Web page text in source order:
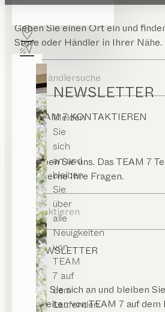
NEWSLETTER
Melden
Sie
sich
an und
bleiben
Sie
über
alle
Neuigkeiten
von
TEAM
7 auf
dem
Laufenden.
Geben Sie einen Ort ein und
Store oder Händler in Ihrer Nähe.
Zur Händlersuche
TEAM 7 KONTAKTIEREN
Schreiben Sie uns. Das TEAM 7
Ihnen gerne Ihre Fragen.
Kontaktieren
NEWSLETTER
Melden Sie sich an und bleiben
Neuigkeiten von TEAM 7 auf dem